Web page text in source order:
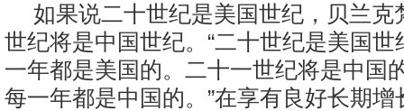
如果说二十世纪是美国世纪，贝兰克
世纪将是中国世纪。“二十世纪是美国
一年都是美国的。二十一世纪将是中国
每一年都是中国的。”在享有良好长期